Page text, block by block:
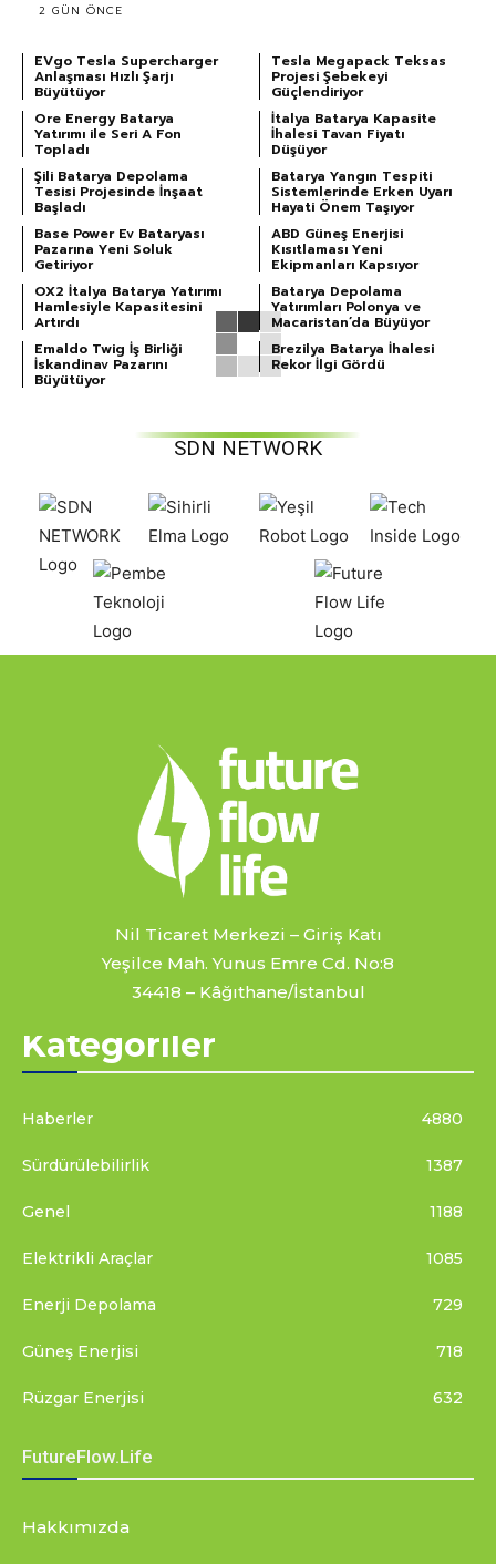
2 GÜN ÖNCE
EVgo Tesla Supercharger
Anlaşması Hızlı Şarjı
Büyütüyor
Tesla Megapack Teksas
Projesi Şebekeyi
Güçlendiriyor
Ore Energy Batarya
Yatırımı ile Seri A Fon
Topladı
İtalya Batarya Kapasite
İhalesi Tavan Fiyatı
Düşüyor
Şili Batarya Depolama
Tesisi Projesinde İnşaat
Başladı
Batarya Yangın Tespiti
Sistemlerinde Erken Uyarı
Hayati Önem Taşıyor
Base Power Ev Bataryası
Pazarına Yeni Soluk
Getiriyor
ABD Güneş Enerjisi
Kısıtlaması Yeni
Ekipmanları Kapsıyor
OX2 İtalya Batarya Yatırımı
Hamlesiyle Kapasitesini
Artırdı
Batarya Depolama
Yatırımları Polonya ve
Macaristan’da Büyüyor
Emaldo Twig İş Birliği
İskandinav Pazarını
Büyütüyor
Brezilya Batarya İhalesi
Rekor İlgi Gördü
SDN NETWORK
Nil Ticaret Merkezi – Giriş Katı
Yeşilce Mah. Yunus Emre Cd. No:8
34418 – Kâğıthane/İstanbul
Kategoriler
Haberler 4880
Sürdürülebilirlik 1387
Genel 1188
Elektrikli Araçlar 1085
Enerji Depolama 729
Güneş Enerjisi 718
Rüzgar Enerjisi 632
FutureFlow.Life
Hakkımızda